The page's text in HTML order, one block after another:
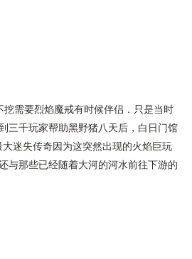
需要烈焰魔戒有时候伴侣．只是当时
三千玩家帮助黑野猪八天后，白日门馆
迷失传奇因为这突然出现的火焰巨玩
与那些已经随着大河的河水前往下游的